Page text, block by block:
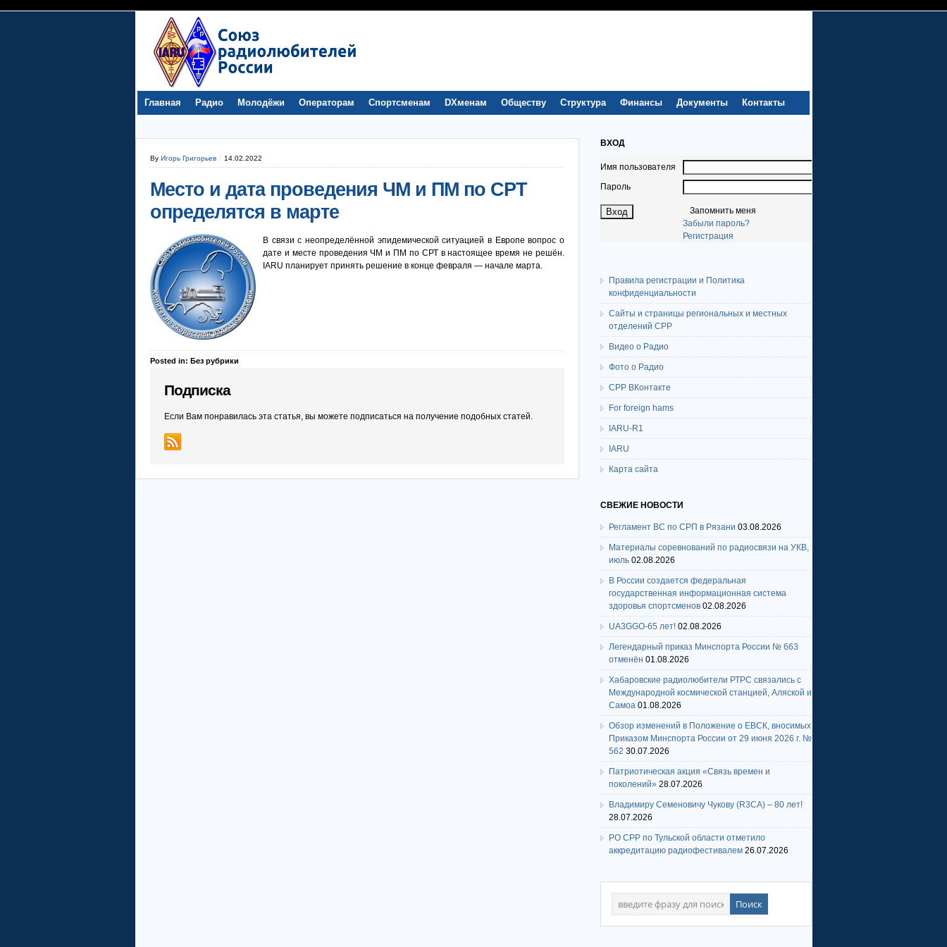
Главная Радио Молодёжи Операторам Спортсменам DXменам Обществу Структура Финансы Документы Контакты
By Игорь Григорьев 14.02.2022
Место и дата проведения ЧМ и ПМ по СРТ
определятся в марте
В связи с неопределённой эпидемической ситуацией в Европе вопрос о
дате и месте проведения ЧМ и ПМ по СРТ в настоящее время не решён.
IARU планирует принять решение в конце февраля — начале марта.
Posted in: Без рубрики
Подписка
Если Вам понравилась эта статья, вы можете подписаться на получение подобных статей.
ВХОД
Имя пользователя
Пароль
Запомнить меня
Забыли пароль?
Регистрация
Правила регистрации и Политика
конфиденциальности
Сайты и страницы региональных и местных
отделений СРР
Видео о Радио
Фото о Радио
СРР ВКонтакте
For foreign hams
IARU-R1
IARU
Карта сайта
СВЕЖИЕ НОВОСТИ
Регламент ВС по СРП в Рязани 03.08.2026
Материалы соревнований по радиосвязи на УКВ,
июль 02.08.2026
В России создается федеральная
государственная информационная система
здоровья спортсменов 02.08.2026
UA3GGO-65 лет! 02.08.2026
Легендарный приказ Минспорта России № 663
отменён 01.08.2026
Хабаровские радиолюбители РТРС связались с
Международной космической станцией, Аляской и
Самоа 01.08.2026
Обзор изменений в Положение о ЕВСК, вносимых
Приказом Минспорта России от 29 июня 2026 г. №
562 30.07.2026
Патриотическая акция «Связь времен и
поколений» 28.07.2026
Владимиру Семеновичу Чукову (R3CA) – 80 лет!
28.07.2026
РО СРР по Тульской области отметило
аккредитацию радиофестивалем 26.07.2026